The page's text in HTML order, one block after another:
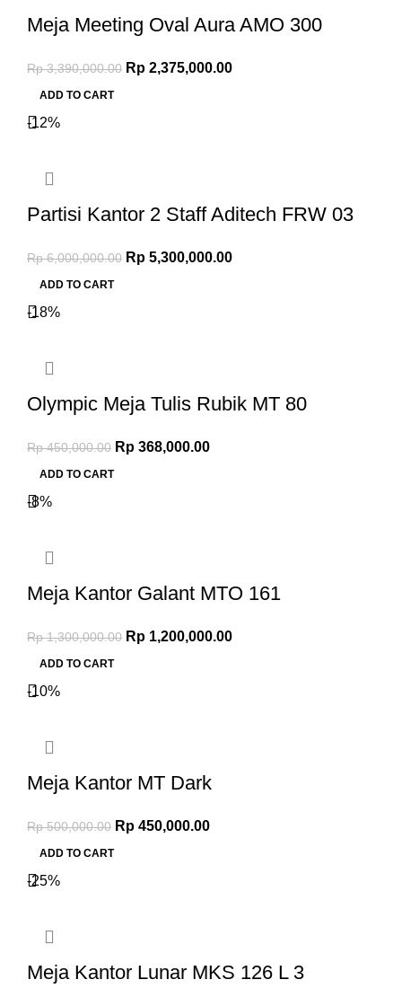
Meja Meeting Oval Aura AMO 300
Rp3,390,000.00 Rp 2,375,000.00
ADD TO CART
-12%
Partisi Kantor 2 Staff Aditech FRW 03
Rp6,000,000.00 Rp 5,300,000.00
ADD TO CART
-18%
Olympic Meja Tulis Rubik MT 80
Rp450,000.00 Rp 368,000.00
ADD TO CART
-8%
Meja Kantor Galant MTO 161
Rp1,300,000.00 Rp 1,200,000.00
ADD TO CART
-10%
Meja Kantor MT Dark
Rp500,000.00 Rp 450,000.00
ADD TO CART
-25%
Meja Kantor Lunar MKS 126 L 3